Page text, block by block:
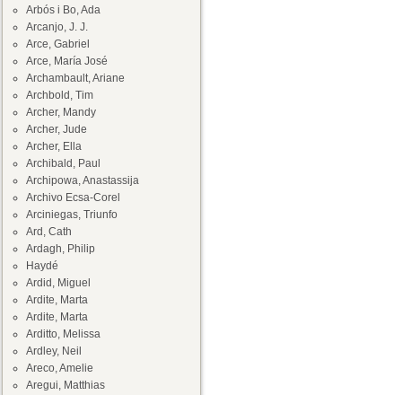
Arbós i Bo, Ada
Arcanjo, J. J.
Arce, Gabriel
Arce, María José
Archambault, Ariane
Archbold, Tim
Archer, Mandy
Archer, Jude
Archer, Ella
Archibald, Paul
Archipowa, Anastassija
Archivo Ecsa-Corel
Arciniegas, Triunfo
Ard, Cath
Ardagh, Philip
Haydé
Ardid, Miguel
Ardite, Marta
Ardite, Marta
Arditto, Melissa
Ardley, Neil
Areco, Amelie
Aregui, Matthias